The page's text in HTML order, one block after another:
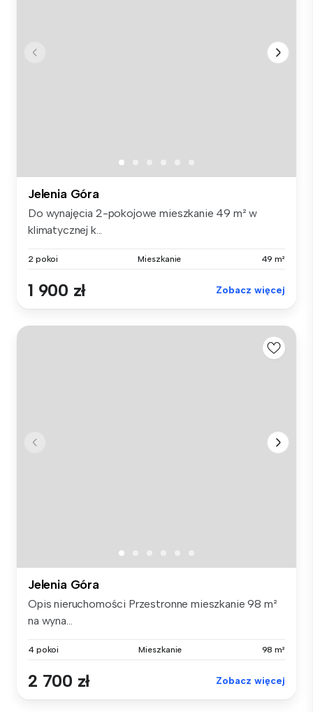
Jelenia Góra
Do wynajęcia 2-pokojowe mieszkanie 49 m² w
klimatycznej k...
2 pokoi Mieszkanie 49 m²
1 900 zł Zobacz więcej
Jelenia Góra
Opis nieruchomości Przestronne mieszkanie 98 m²
na wyna...
4 pokoi Mieszkanie 98 m²
2 700 zł Zobacz więcej